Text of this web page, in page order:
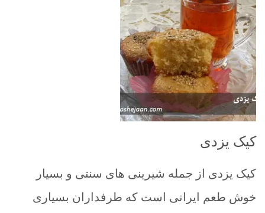
کیک یزدی
کیک یزدی از جمله شیرینی های سنتی و بسیار
خوش طعم ایرانی است که طرفداران بسیاری